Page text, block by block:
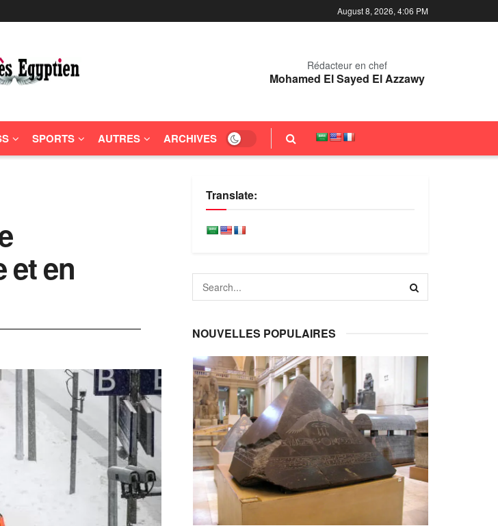
August 8, 2026, 4:06 PM
Rédacteur en chef
Mohamed El Sayed El Azzawy
SPORTS AUTRES ARCHIVES
et en
Translate:
NOUVELLES POPULAIRES